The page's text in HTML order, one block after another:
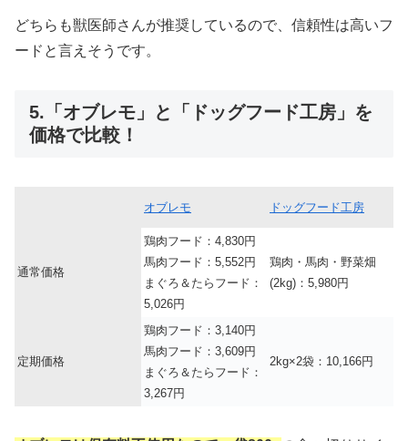
どちらも獣医師さんが推奨しているので、信頼性は高いフ
ードと言えそうです。
5.「オブレモ」と「ドッグフード工房」を
価格で比較！
オブレモ ドッグフード工房
通常価格
鶏肉フード：4,830円
馬肉フード：5,552円
まぐろ＆たらフード：
5,026円
鶏肉・馬肉・野菜畑
(2kg)：5,980円
定期価格
鶏肉フード：3,140円
馬肉フード：3,609円
まぐろ＆たらフード：
3,267円
2kg×2袋：10,166円